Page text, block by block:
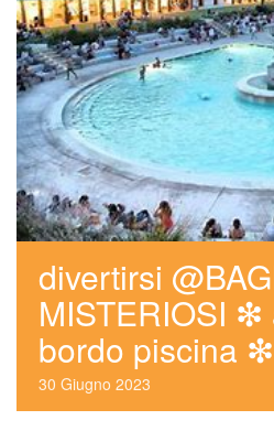
divertirsi
MISTERIOSI ❇
bordo piscina ❇
30 Giugno 2023